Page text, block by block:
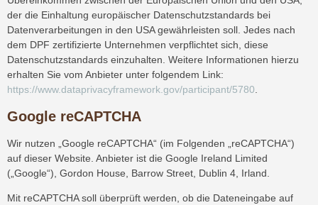
der die Einhaltung europäischer Datenschutzstandards bei
Datenverarbeitungen in den USA gewährleisten soll. Jedes nach
dem DPF zertifizierte Unternehmen verpflichtet sich, diese
Datenschutzstandards einzuhalten. Weitere Informationen hierzu
erhalten Sie vom Anbieter unter folgendem Link:
https://www.dataprivacyframework.gov/participant/5780.
Google reCAPTCHA
Wir nutzen „Google reCAPTCHA“ (im Folgenden „reCAPTCHA“)
auf dieser Website. Anbieter ist die Google Ireland Limited
(„Google“), Gordon House, Barrow Street, Dublin 4, Irland.
Mit reCAPTCHA soll überprüft werden, ob die Dateneingabe auf